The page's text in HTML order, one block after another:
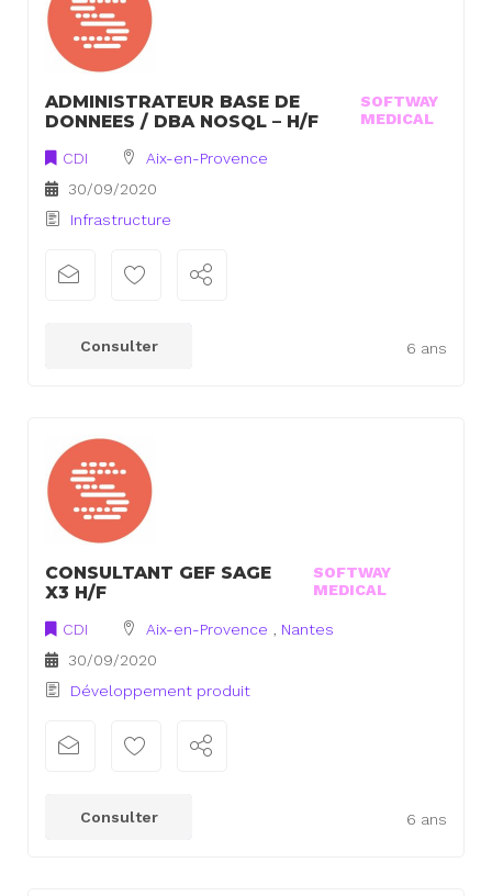
ADMINISTRATEUR BASE DE
DONNEES / DBA NOSQL – H/F
SOFTWAY
MEDICAL
CDI
Aix-en-Provence
30/09/2020
Infrastructure
6 ans
Consulter
CONSULTANT GEF SAGE
X3 H/F
SOFTWAY
MEDICAL
CDI Aix-en-Provence , Nantes
30/09/2020
Développement produit
6 ans
Consulter